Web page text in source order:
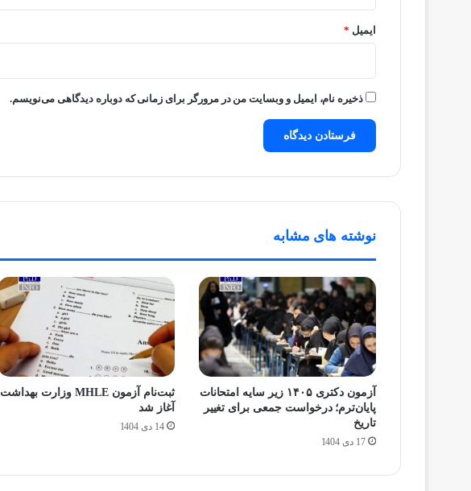
ایمیل *
ذخیره نام، ایمیل و وبسایت من در مرورگر برای زمانی که دوباره دیدگاهی می‌نویسم.
نوشته های مشابه
آزمون دکتری ۱۴۰۵ زیر سایه امتحانات
پایان‌ترم؛ درخواست جمعی برای تغییر
تاریخ
17 دی 1404
ثبت‌نام آزمون MHLE وزارت بهداشت
آغاز شد
14 دی 1404